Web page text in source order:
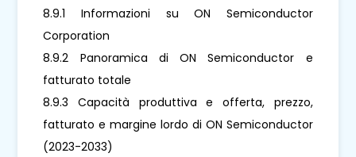
8.9.1 Informazioni su ON Semiconductor
Corporation
8.9.2 Panoramica di ON Semiconductor e
fatturato totale
8.9.3 Capacità produttiva e offerta, prezzo,
fatturato e margine lordo di ON Semiconductor
(2023-2033)